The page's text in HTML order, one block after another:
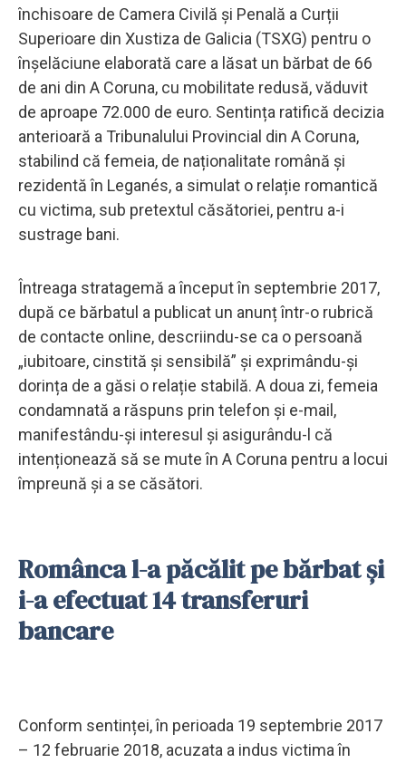
închisoare de Camera Civilă și Penală a Curții
Superioare din Xustiza de Galicia (TSXG) pentru o
înșelăciune elaborată care a lăsat un bărbat de 66
de ani din A Coruna, cu mobilitate redusă, văduvit
de aproape 72.000 de euro. Sentința ratifică decizia
anterioară a Tribunalului Provincial din A Coruna,
stabilind că femeia, de naționalitate română și
rezidentă în Leganés, a simulat o relație romantică
cu victima, sub pretextul căsătoriei, pentru a-i
sustrage bani.
Întreaga stratagemă a început în septembrie 2017,
după ce bărbatul a publicat un anunț într-o rubrică
de contacte online, descriindu-se ca o persoană
„iubitoare, cinstită și sensibilă” și exprimându-și
dorința de a găsi o relație stabilă. A doua zi, femeia
condamnată a răspuns prin telefon și e-mail,
manifestându-și interesul și asigurându-l că
intenționează să se mute în A Coruna pentru a locui
împreună și a se căsători.
Românca l-a păcălit pe bărbat și
i-a efectuat 14 transferuri
bancare
Conform sentinței, în perioada 19 septembrie 2017
– 12 februarie 2018, acuzata a indus victima în